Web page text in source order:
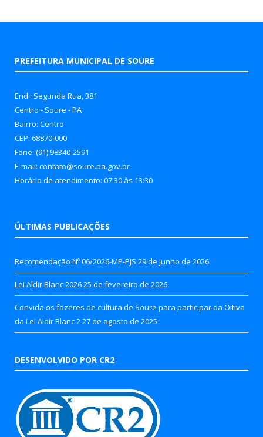
PREFEITURA MUNICIPAL DE SOURE
End.: Segunda Rua, 381
Centro - Soure - PA
Bairro: Centro
CEP: 68870-000
Fone: (91) 98340-2591
E-mail: contato@soure.pa.gov.br
Horário de atendimento: 07:30 às 13:30
ÚLTIMAS PUBLICAÇÕES
Recomendação Nº 06/2026-MP-PJS 29 de junho de 2026
Lei Aldir Blanc 202625 de fevereiro de 2026
Convida os fazeres de cultura de Soure para participar da Oitiva
da Lei Aldir Blanc 227 de agosto de 2025
DESENVOLVIDO POR CR2